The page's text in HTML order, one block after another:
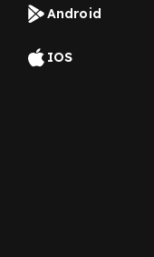
Android
IOS